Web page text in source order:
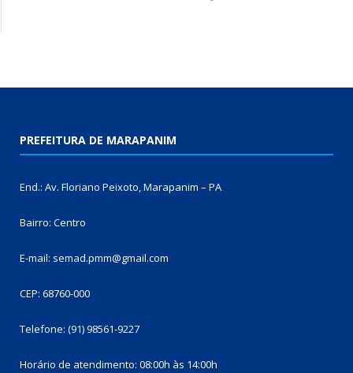
PREFEITURA DE MARAPANIM
End.: Av. Floriano Peixoto, Marapanim – PA
Bairro: Centro
E-mail: semad.pmm@gmail.com
CEP: 68760-000
Telefone: (91) 98561-9227
Horário de atendimento: 08:00h às 14:00h